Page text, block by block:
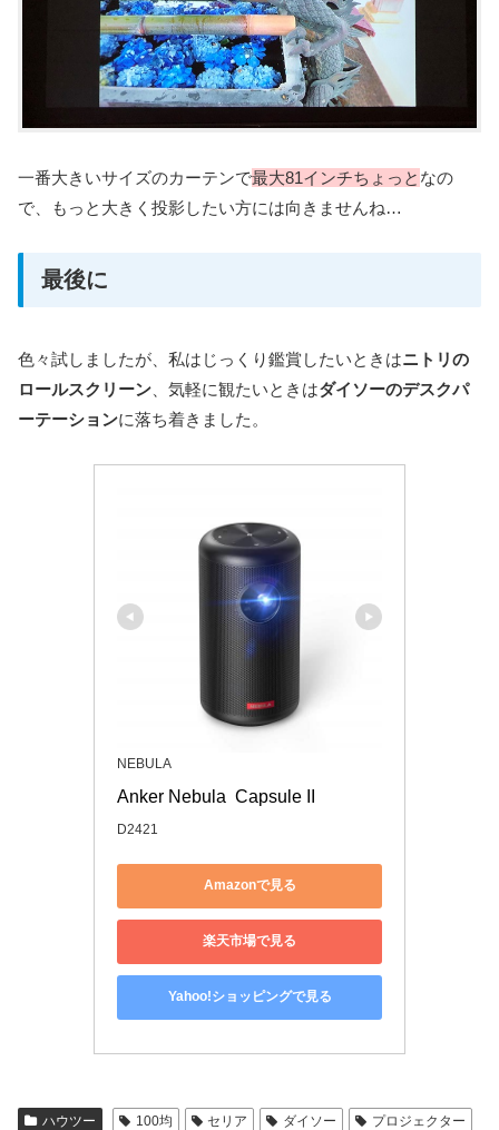
一番大きいサイズのカーテンで最大81インチちょっと なの
で、もっと大きく投影したい方には向きませんね…
最後に
色々試しましたが、私はじっくり鑑賞したいときはニトリの
ロールスクリーン 、気軽に観たいときはダイソーのデスクパ
ーテーションに落ち着きました。
NEBULA
Anker Nebula  Capsule II
D2421
Amazonで見る
楽天市場で見る
Yahoo!ショッピングで見る
ハウツー 100均 セリア ダイソー プロジェクター